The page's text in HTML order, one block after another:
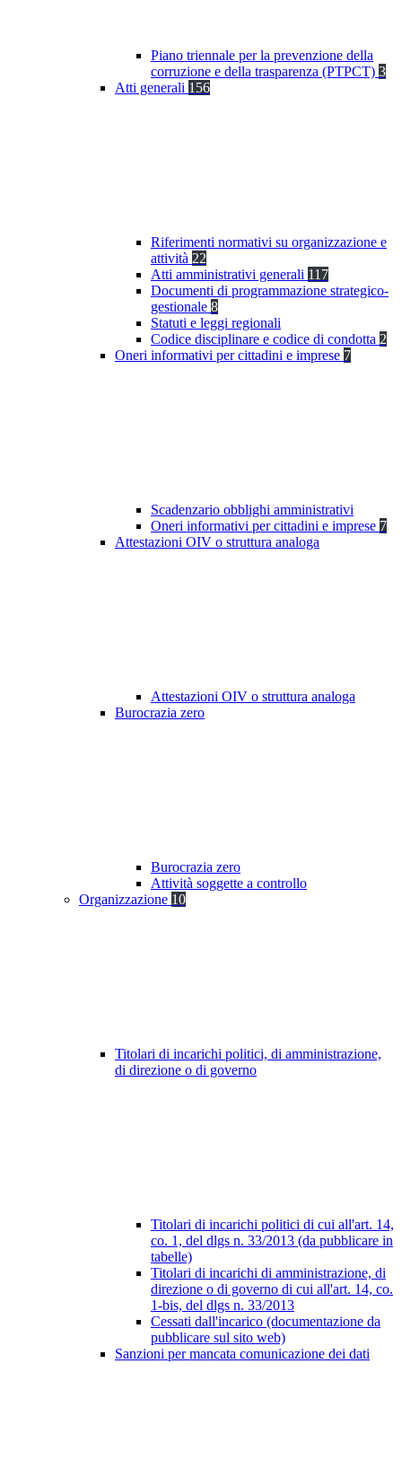
Piano triennale per la prevenzione della
corruzione e della trasparenza (PTPCT) 3
Atti generali 156
Riferimenti normativi su organizzazione e
attività 22
Atti amministrativi generali 117
Documenti di programmazione strategico-
gestionale 8
Statuti e leggi regionali
Codice disciplinare e codice di condotta 2
Oneri informativi per cittadini e imprese 7
Scadenzario obblighi amministrativi
Oneri informativi per cittadini e imprese 7
Attestazioni OIV o struttura analoga
Attestazioni OIV o struttura analoga
Burocrazia zero
Burocrazia zero
Attività soggette a controllo
Organizzazione 10
Titolari di incarichi politici, di amministrazione,
di direzione o di governo
Titolari di incarichi politici di cui all'art. 14,
co. 1, del dlgs n. 33/2013 (da pubblicare in
tabelle)
Titolari di incarichi di amministrazione, di
direzione o di governo di cui all'art. 14, co.
1-bis, del dlgs n. 33/2013
Cessati dall'incarico (documentazione da
pubblicare sul sito web)
Sanzioni per mancata comunicazione dei dati